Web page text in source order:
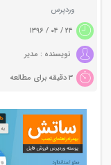
وردپرس
نویسنده : مدیر